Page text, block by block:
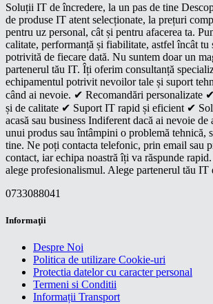
Soluții IT de încredere, la un pas de tine
de produse IT atent selecționate, la prețuri
pentru uz personal, cât și pentru afacerea ta.
calitate, performanță și fiabilitate, astfel încât tu
potrivită de fiecare dată. Nu suntem doar un
partenerul tău IT. Îți oferim consultanță
echipamentul potrivit nevoilor tale și suport
când ai nevoie. ✔ Recomandări personalizate
și de calitate ✔ Suport IT rapid și eficient ✔
acasă sau business Indiferent dacă ai nevoie de
unui produs sau întâmpini o problemă tehnică,
tine. Ne poți contacta telefonic, prin email sau
contact, iar echipa noastră îți va răspunde
alege profesionalismul. Alege partenerul tău IT
0733088041
Informaţii
Despre Noi
Politica de utilizare Cookie-uri
Protectia datelor cu caracter personal
Termeni si Conditii
Informații Transport